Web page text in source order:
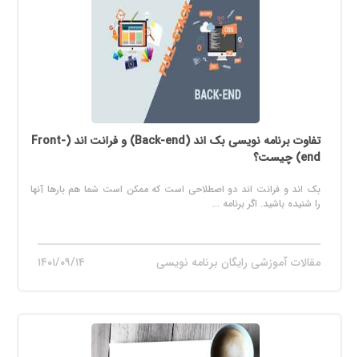
تفاوت برنامه نویسی بک اند (Back-end) و فرانت اند (Front-
end) چیست؟
بک اند و فرانت اند دو اصطلاحی است که ممکن است شما هم بارها آنها
را شنیده باشید. اگر برنامه ...
مقالات آموزشی رایگان برنامه نویسی ۱۴۰۱/۰۹/۱۴